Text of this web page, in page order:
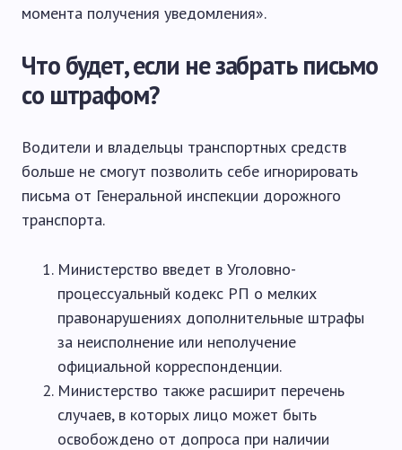
момента получения уведомления».
Что будет, если не забрать письмо
со штрафом?
Водители и владельцы транспортных средств
больше не смогут позволить себе игнорировать
письма от Генеральной инспекции дорожного
транспорта.
Министерство введет в Уголовно-
процессуальный кодекс РП о мелких
правонарушениях дополнительные штрафы
за неисполнение или неполучение
официальной корреспонденции.
Министерство также расширит перечень
случаев, в которых лицо может быть
освобождено от допроса при наличии